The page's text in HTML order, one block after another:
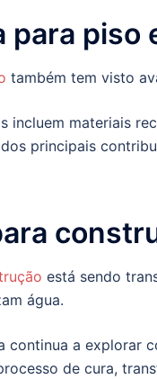
para piso
também tem visto
incluem materiais
principais
está sendo
água.
continua a
de cura,